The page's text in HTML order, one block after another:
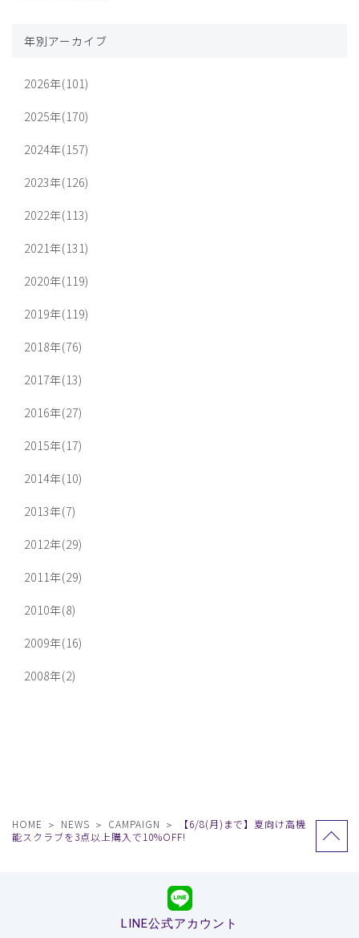
年別アーカイブ
2026年(101)
2025年(170)
2024年(157)
2023年(126)
2022年(113)
2021年(131)
2020年(119)
2019年(119)
2018年(76)
2017年(13)
2016年(27)
2015年(17)
2014年(10)
2013年(7)
2012年(29)
2011年(29)
2010年(8)
2009年(16)
2008年(2)
HOME NEWS CAMPAIGN
【6/8(月)まで】夏向け高機
能スクラブを3点以上購入で10%OFF!
LINE公式アカウント